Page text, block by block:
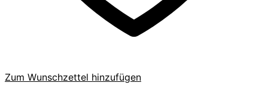
Zum Wunschzettel hinzufügen